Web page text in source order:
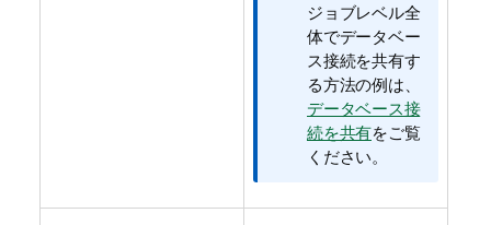
ジョブレベル全
体でデータベー
ス接続を共有す
る方法の例は、
データベース接
続を共有をご覧
ください。